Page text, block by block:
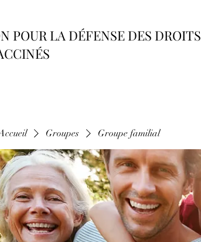
POUR LA DÉFENSE DES DROITS
Groupes Groupe familial